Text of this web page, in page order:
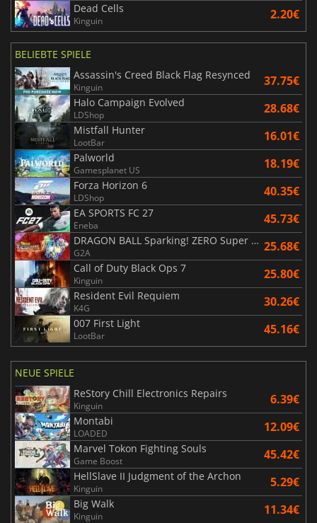
Dead Cells
Kinguin 2.20€
BELIEBTE SPIELE
Assassin's Creed Black Flag Resynced
Kinguin 37.75€
Halo Campaign Evolved
LDShop 28.68€
Mistfall Hunter
LootBar 16.01€
Palworld
Gamesplanet US 18.19€
Forza Horizon 6
LDShop 40.35€
EA SPORTS FC 27
Eneba 45.73€
DRAGON BALL Sparking! ZERO Super Limit Breaking NEO
G2A 25.68€
Call of Duty Black Ops 7
Kinguin 25.80€
Resident Evil Requiem
K4G 30.26€
007 First Light
LootBar 45.16€
NEUE SPIELE
ReStory Chill Electronics Repairs
Kinguin 6.39€
Montabi
LOADED 12.09€
Marvel Tokon Fighting Souls
Game Boost 45.42€
HellSlave II Judgment of the Archon
Kinguin 5.29€
Big Walk
Kinguin 11.34€